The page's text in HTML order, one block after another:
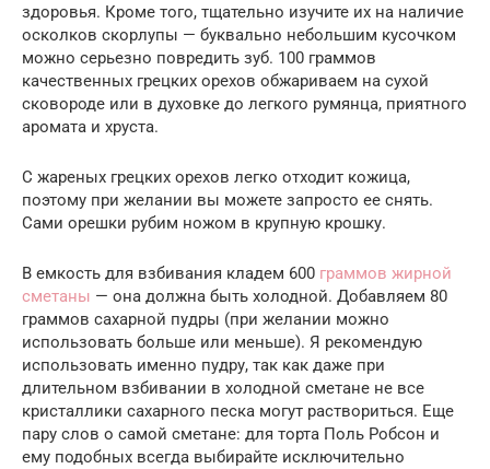
здоровья. Кроме того, тщательно изучите их на наличие
осколков скорлупы — буквально небольшим кусочком
можно серьезно повредить зуб. 100 граммов
качественных грецких орехов обжариваем на сухой
сковороде или в духовке до легкого румянца, приятного
аромата и хруста.
С жареных грецких орехов легко отходит кожица,
поэтому при желании вы можете запросто ее снять.
Сами орешки рубим ножом в крупную крошку.
В емкость для взбивания кладем 600 граммов жирной
сметаны — она должна быть холодной. Добавляем 80
граммов сахарной пудры (при желании можно
использовать больше или меньше). Я рекомендую
использовать именно пудру, так как даже при
длительном взбивании в холодной сметане не все
кристаллики сахарного песка могут раствориться. Еще
пару слов о самой сметане: для торта Поль Робсон и
ему подобных всегда выбирайте исключительно